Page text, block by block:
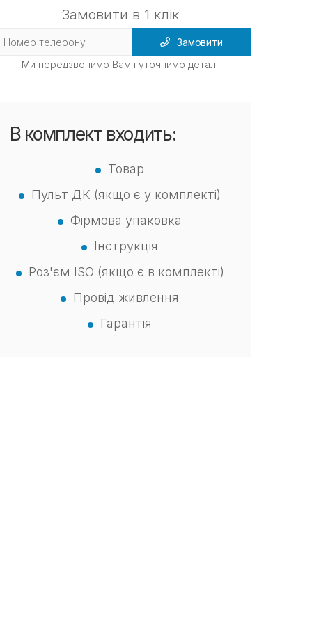
Замовити в 1 клік
Замовити
Ми передзвонимо Вам і уточнимо деталі
В комплект входить:
Товар
Пульт ДК (якщо є у комплекті)
Фірмова упаковка
Інструкція
Роз'єм ISO (якщо є в комплекті)
Провід живлення
Гарантія